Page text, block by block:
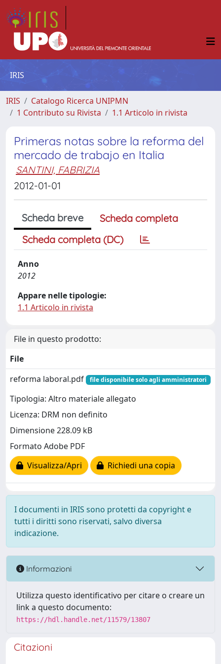
IRIS
IRIS
Catalogo Ricerca UNIPMN
1 Contributo su Rivista
1.1 Articolo in rivista
Primeras notas sobre la reforma del
mercado de trabajo en Italia
SANTINI, FABRIZIA
2012-01-01
Scheda breve
Scheda completa
Scheda completa (DC)
Anno
2012
Appare nelle tipologie:
1.1 Articolo in rivista
File in questo prodotto:
File
reforma laboral.pdf
file disponibile solo agli amministratori
Tipologia: Altro materiale allegato
Licenza: DRM non definito
Dimensione 228.09 kB
Formato Adobe PDF
Visualizza/Apri
Richiedi una copia
I documenti in IRIS sono protetti da copyright e
tutti i diritti sono riservati, salvo diversa
indicazione.
Informazioni
Utilizza questo identificativo per citare o creare un
link a questo documento:
https://hdl.handle.net/11579/13807
Citazioni